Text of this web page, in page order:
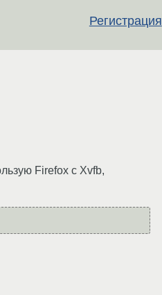
Регистрация
Firefox с Xvfb,